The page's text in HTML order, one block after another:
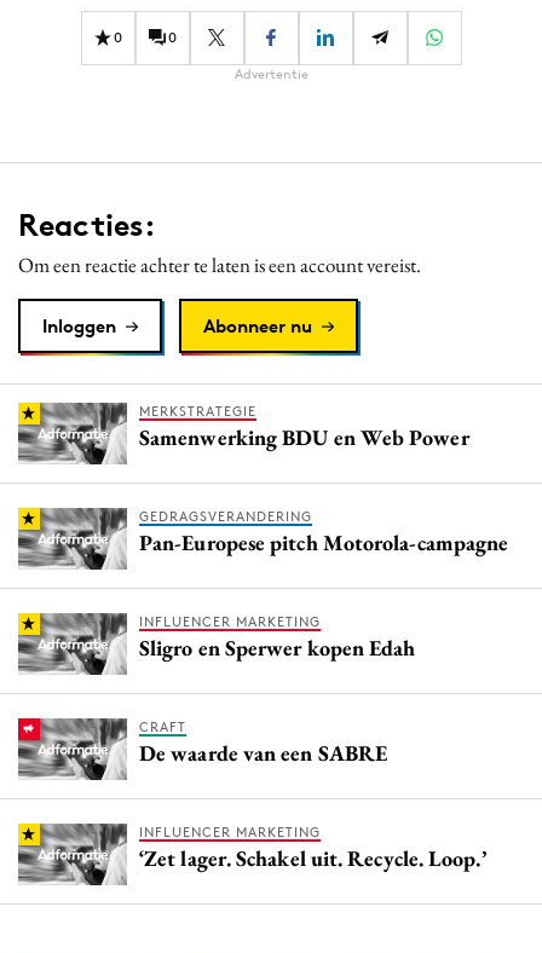
0 0
Advertentie
Reacties:
Om een reactie achter te laten is een account vereist.
Inloggen Abonneer nu
MERKSTRATEGIE
Samenwerking BDU en Web Power
GEDRAGSVERANDERING
Pan-Europese pitch Motorola-campagne
INFLUENCER MARKETING
Sligro en Sperwer kopen Edah
CRAFT
De waarde van een SABRE
INFLUENCER MARKETING
‘Zet lager. Schakel uit. Recycle. Loop.’